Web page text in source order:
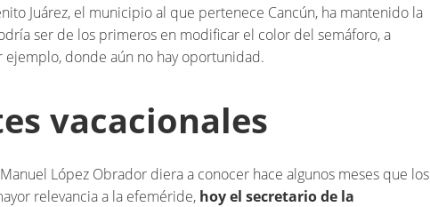
Juárez, el municipio al que pertenece Cancún, ha mantenido la
ser de los primeros en modificar el color del semáforo, a
donde aún no hay oportunidad.
vacacionales
López Obrador diera a conocer hace algunos meses que los
relevancia a la efeméride, hoy el secretario de la